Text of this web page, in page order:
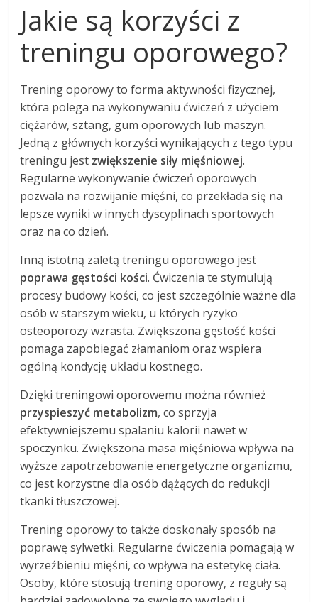
Jakie są korzyści z
treningu oporowego?
Trening oporowy to forma aktywności fizycznej,
która polega na wykonywaniu ćwiczeń z użyciem
ciężarów, sztang, gum oporowych lub maszyn.
Jedną z głównych korzyści wynikających z tego typu
treningu jest zwiększenie siły mięśniowej.
Regularne wykonywanie ćwiczeń oporowych
pozwala na rozwijanie mięśni, co przekłada się na
lepsze wyniki w innych dyscyplinach sportowych
oraz na co dzień.
Inną istotną zaletą treningu oporowego jest
poprawa gęstości kości. Ćwiczenia te stymulują
procesy budowy kości, co jest szczególnie ważne dla
osób w starszym wieku, u których ryzyko
osteoporozy wzrasta. Zwiększona gęstość kości
pomaga zapobiegać złamaniom oraz wspiera
ogólną kondycję układu kostnego.
Dzięki treningowi oporowemu można również
przyspieszyć metabolizm, co sprzyja
efektywniejszemu spalaniu kalorii nawet w
spoczynku. Zwiększona masa mięśniowa wpływa na
wyższe zapotrzebowanie energetyczne organizmu,
co jest korzystne dla osób dążących do redukcji
tkanki tłuszczowej.
Trening oporowy to także doskonały sposób na
poprawę sylwetki. Regularne ćwiczenia pomagają w
wyrzeźbieniu mięśni, co wpływa na estetykę ciała.
Osoby, które stosują trening oporowy, z reguły są